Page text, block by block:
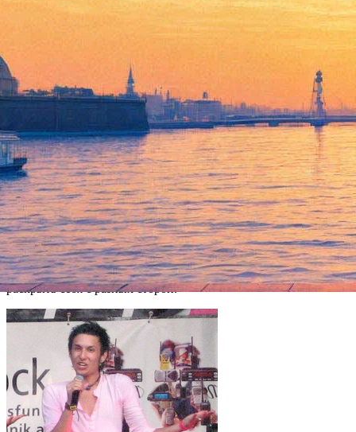
Австрийский певец Томас Нойвирт, более известный как
Кончита Вурст, отказался от этого эпатажного образа. Об этом
артист рассказал в интервью газетеThe Independent. По
словам Нойвирта, Кончита для него — пройденный этап,
который больше не доставляет удовольствия. Артист
наслаждается своим естественным образом — а заодно и тем,
что его никто не узнает на улицах, и он может проводить
время так, как ему нравится, не играя на потребу публике.
Отвечая на вопрос журналиста, почему амплуа дрэг-квин
(определение для мужчин-артистов, переодевающихся в
женское обличье) имеют столь большой потенциал, Томас
Нойвирт ответил, что, по его мнению, это способ для
творческих людей выплеснуть то, что у них внутри, и
раскрыть себя с разных сторон.